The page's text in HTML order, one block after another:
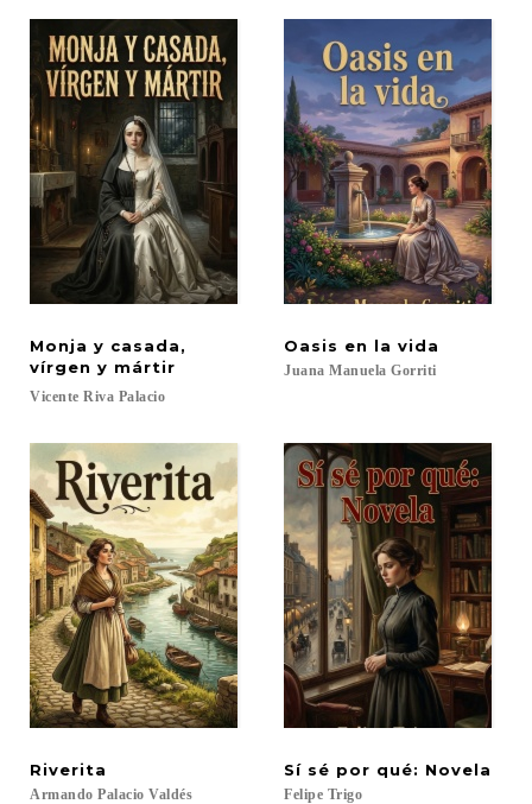
Monja y casada,
vírgen y mártir
Vicente Riva Palacio
Oasis en la vida
Juana Manuela Gorriti
Riverita
Armando Palacio Valdés
Sí sé por qué: Novela
Felipe Trigo